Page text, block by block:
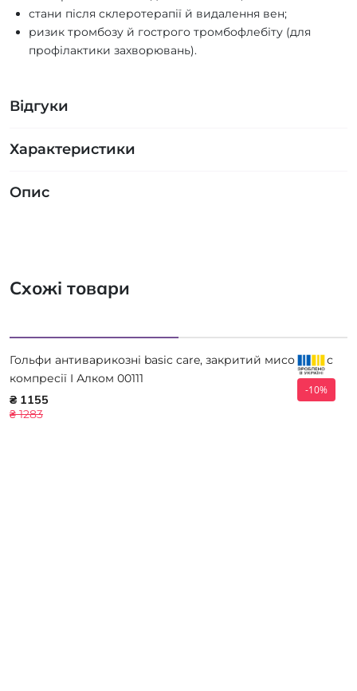
стани після склеротерапії й видалення вен;
ризик тромбозу й гострого тромбофлебіту (для
профілактики захворювань).
Відгуки
Характеристики
Опис
Схожі товари
-10%
Гольфи антиварикозні basic care, закритий мисок, клас
компресії I Алком 00111
₴ 1155
₴ 1283